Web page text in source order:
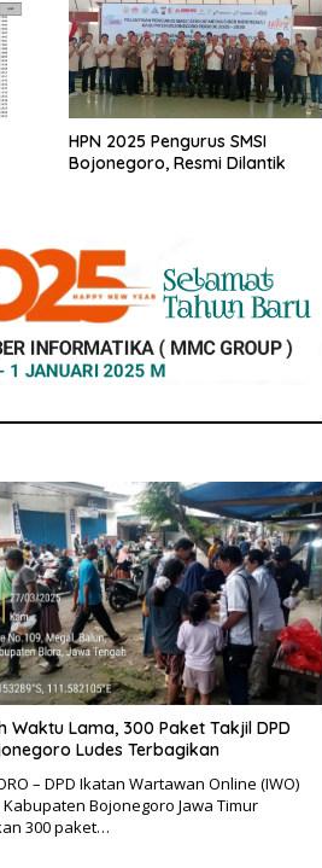
HPN 2025 Pengurus SMSI
Bojonegoro, Resmi Dilantik
Waktu Lama, 300 Paket Takjil DPD
Ludes Terbagikan
– DPD Ikatan Wartawan Online (IWO)
Bojonegoro Jawa Timur
300 paket…